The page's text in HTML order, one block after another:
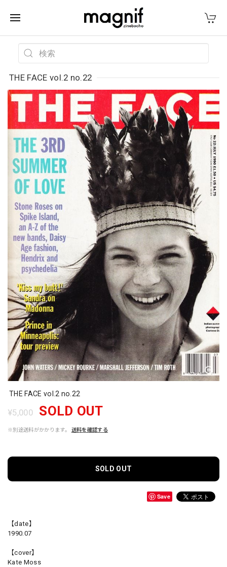
THE FACE vol.2 no.22
THE FACE vol.2 no.22
¥5,000 SOLD OUT
※別途送料がかかります。 送料を確認する
SOLD OUT
Save
【date】
1990.07
【cover】
Kate Moss